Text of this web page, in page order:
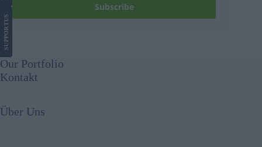
Subscribe
SUPPORT
US
Our Portfolio
Kontakt
Über Uns